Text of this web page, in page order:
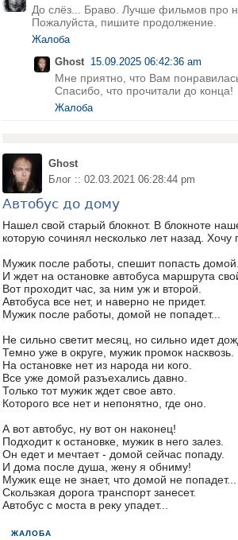
До слёз... Браво. Лучше фильмов про
Пожалуйста, пишите продолжение.
Жалоба
Ghost 15.09.2025 06:42:36 am
Мне приятно, что Вам
Спасибо, что прочитали до конца!
Жалоба
Ghost
Блог :: 02.03.2021 06:28:44 pm
Автобус до дому
Нашел свой старый блокнот. В блокноте
которую сочинял несколько лет назад. Хочу
Мужик после работы, спешит попасть домой.
И ждет на остановке автобуса маршрута
Вот проходит час, за ним уж и второй.
Автобуса все нет, и наверно не придет.
Мужик после работы, домой не попадет...
Не сильно светит месяц, но сильно идет
Темно уже в округе, мужик промок насквозь.
На остановке нет из народа ни кого.
Все уже домой разъехались давно.
Только тот мужик ждет свое авто.
Которого все нет и непонятно, где оно.
А вот автобус, ну вот он наконец!
Подходит к остановке, мужик в него залез.
Он едет и мечтает - домой сейчас попаду.
И дома после душа, жену я обниму!
Мужик еще не знает, что домой не попадет...
Скользкая дорога транспорт занесет.
Автобус с моста в реку упадет...
ЖАЛОБА